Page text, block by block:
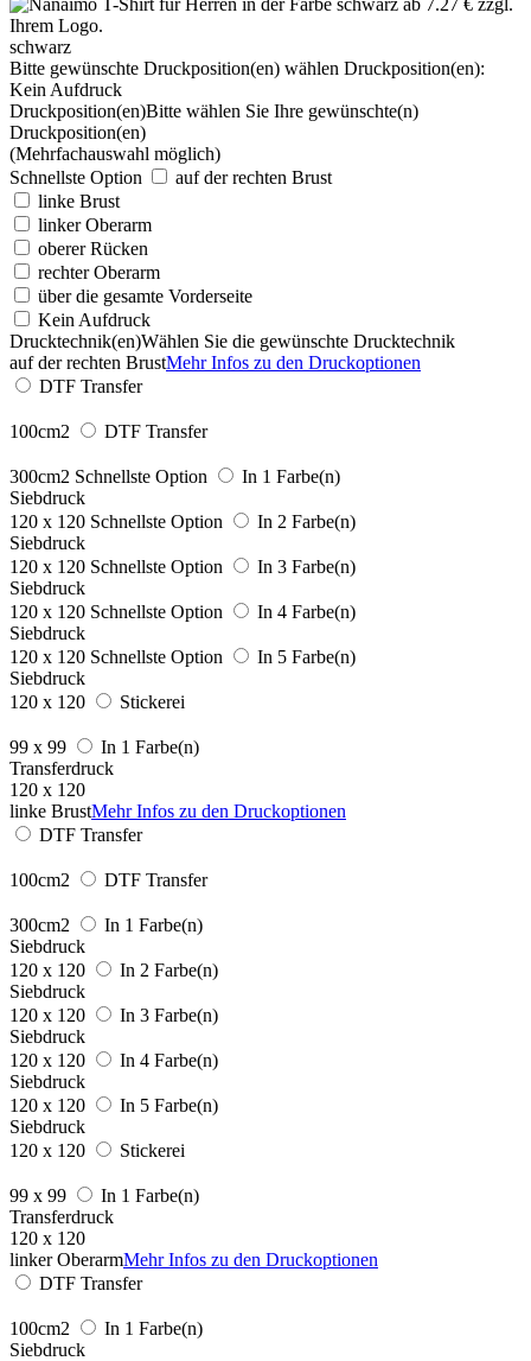
schwarz
Bitte gewünschte Druckposition(en) wählen Druckposition(en):
Kein Aufdruck
Druckposition(en)Bitte wählen Sie Ihre gewünschte(n)
Druckposition(en)
(Mehrfachauswahl möglich)
Schnellste Option
auf der rechten Brust
linke Brust
linker Oberarm
oberer Rücken
rechter Oberarm
über die gesamte Vorderseite
Kein Aufdruck
Drucktechnik(en)Wählen Sie die gewünschte Drucktechnik
auf der rechten BrustMehr Infos zu den Druckoptionen
DTF Transfer
100cm2 DTF Transfer
300cm2 Schnellste Option
In 1 Farbe(n)
Siebdruck
120 x 120 Schnellste Option
In 2 Farbe(n)
Siebdruck
120 x 120 Schnellste Option
In 3 Farbe(n)
Siebdruck
120 x 120 Schnellste Option
In 4 Farbe(n)
Siebdruck
120 x 120 Schnellste Option
In 5 Farbe(n)
Siebdruck
120 x 120
Stickerei
99 x 99
In 1 Farbe(n)
Transferdruck
120 x 120
linke BrustMehr Infos zu den Druckoptionen
DTF Transfer
100cm2 DTF Transfer
300cm2
In 1 Farbe(n)
Siebdruck
120 x 120
In 2 Farbe(n)
Siebdruck
120 x 120
In 3 Farbe(n)
Siebdruck
120 x 120
In 4 Farbe(n)
Siebdruck
120 x 120
In 5 Farbe(n)
Siebdruck
120 x 120
Stickerei
99 x 99
In 1 Farbe(n)
Transferdruck
120 x 120
linker OberarmMehr Infos zu den Druckoptionen
DTF Transfer
100cm2
In 1 Farbe(n)
Siebdruck